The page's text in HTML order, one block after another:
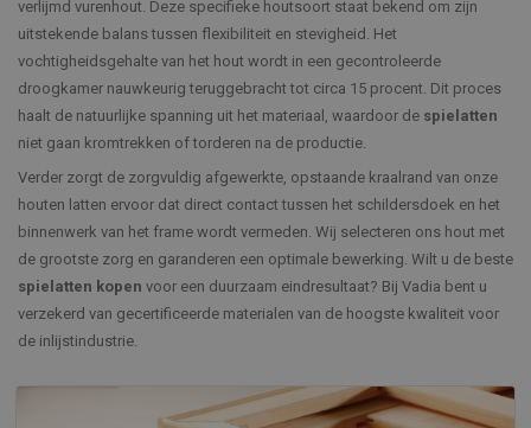
verlijmd vurenhout. Deze specifieke houtsoort staat bekend om zijn
uitstekende balans tussen flexibiliteit en stevigheid. Het
vochtigheidsgehalte van het hout wordt in een gecontroleerde
droogkamer nauwkeurig teruggebracht tot circa 15 procent. Dit proces
haalt de natuurlijke spanning uit het materiaal, waardoor de spielatten
niet gaan kromtrekken of torderen na de productie.
Verder zorgt de zorgvuldig afgewerkte, opstaande kraalrand van onze
houten latten ervoor dat direct contact tussen het schildersdoek en het
binnenwerk van het frame wordt vermeden. Wij selecteren ons hout met
de grootste zorg en garanderen een optimale bewerking. Wilt u de beste
spielatten kopen voor een duurzaam eindresultaat? Bij Vadia bent u
verzekerd van gecertificeerde materialen van de hoogste kwaliteit voor
de inlijstindustrie.